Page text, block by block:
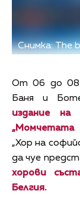
Снимка: The
От 06 до 08
Баня и
издание на
„Момчетата
„Хор на
да чуе
хорови
Белгия.